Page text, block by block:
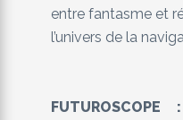
entre fantasme et
l’univers de la